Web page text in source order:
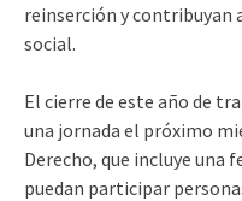
reinserción y contribuyan
social.
El cierre de este año de
una jornada el próximo
Derecho, que incluye una
puedan participar